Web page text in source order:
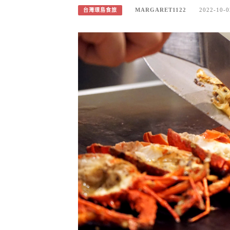
台灣環島食旅 MARGARET1122 2022-10-